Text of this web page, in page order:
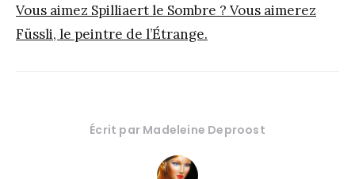
Vous aimez Spilliaert le Sombre ? Vous aimerez
Füssli, le peintre de l’Étrange.
Écrit par Madeleine Deproost